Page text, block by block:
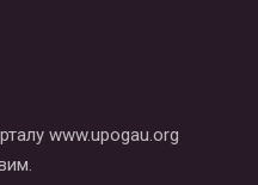
www.upogau.org